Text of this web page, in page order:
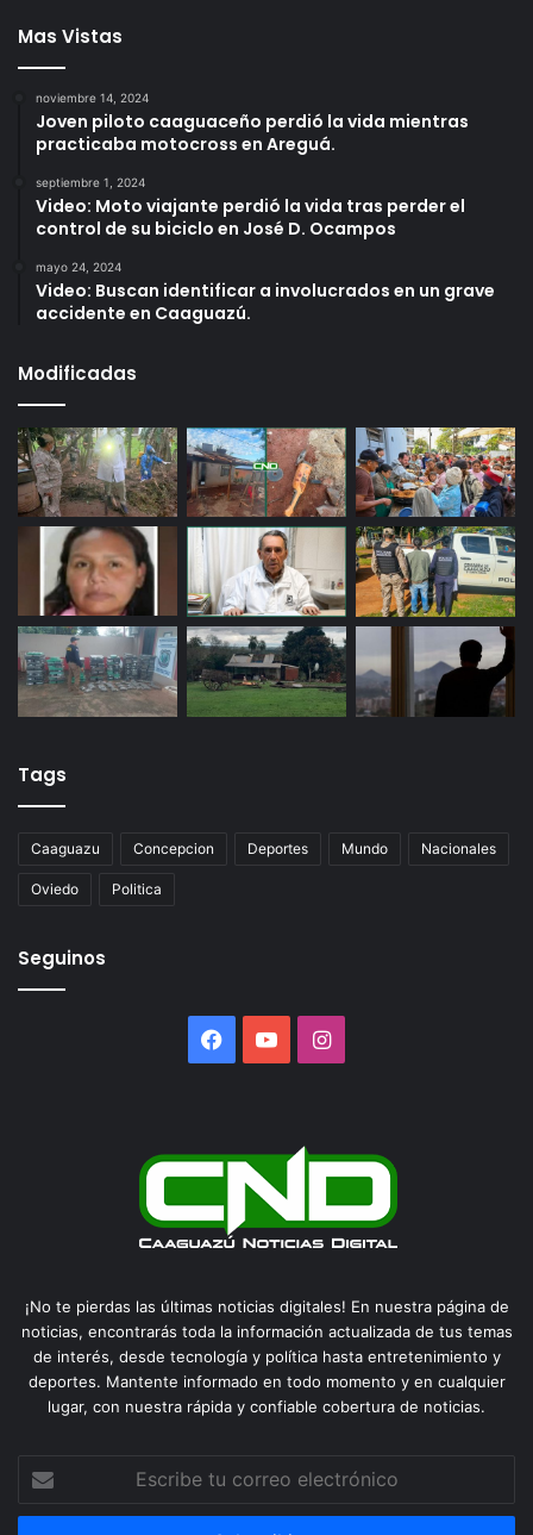
Mas Vistas
noviembre 14, 2024
Joven piloto caaguaceño perdió la vida mientras
practicaba motocross en Areguá.
septiembre 1, 2024
Video: Moto viajante perdió la vida tras perder el
control de su biciclo en José D. Ocampos
mayo 24, 2024
Video: Buscan identificar a involucrados en un grave
accidente en Caaguazú.
Modificadas
Tags
Caaguazu Concepcion Deportes Mundo Nacionales
Oviedo Politica
Seguinos
Facebook
YouTubeInstagram
¡No te pierdas las últimas noticias digitales! En nuestra página de
noticias, encontrarás toda la información actualizada de tus temas
de interés, desde tecnología y política hasta entretenimiento y
deportes. Mantente informado en todo momento y en cualquier
lugar, con nuestra rápida y confiable cobertura de noticias.
correo